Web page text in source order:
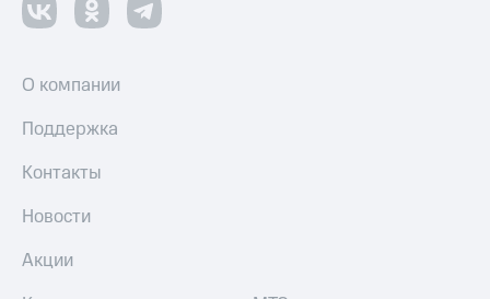
О компании
Поддержка
Контакты
Новости
Акции